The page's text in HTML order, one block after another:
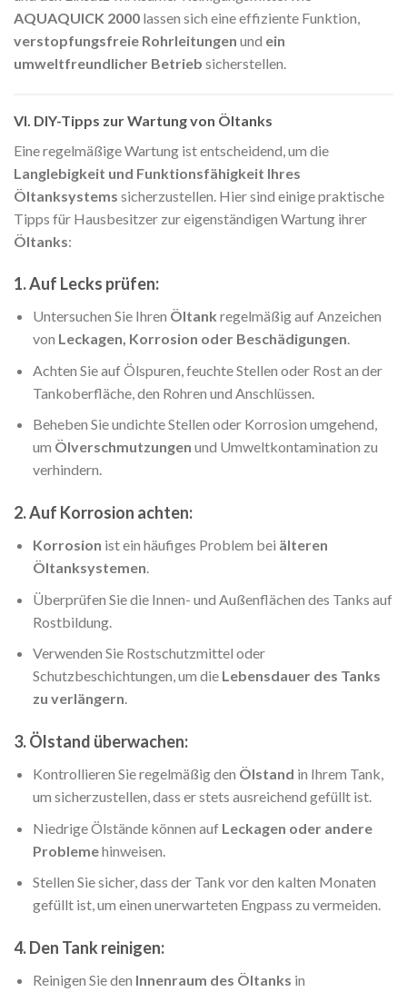
AQUAQUICK 2000 lassen sich eine effiziente Funktion,
verstopfungsfreie Rohrleitungen und ein
umweltfreundlicher Betrieb sicherstellen.
VI. DIY-Tipps zur Wartung von Öltanks
Eine regelmäßige Wartung ist entscheidend, um die
Langlebigkeit und Funktionsfähigkeit Ihres
Öltanksystems sicherzustellen. Hier sind einige praktische
Tipps für Hausbesitzer zur eigenständigen Wartung ihrer
Öltanks:
1. Auf Lecks prüfen:
Untersuchen Sie Ihren Öltank regelmäßig auf Anzeichen
von Leckagen, Korrosion oder Beschädigungen.
Achten Sie auf Ölspuren, feuchte Stellen oder Rost an der
Tankoberfläche, den Rohren und Anschlüssen.
Beheben Sie undichte Stellen oder Korrosion umgehend,
um Ölverschmutzungen und Umweltkontamination zu
verhindern.
2. Auf Korrosion achten:
Korrosion ist ein häufiges Problem bei älteren
Öltanksystemen.
Überprüfen Sie die Innen- und Außenflächen des Tanks auf
Rostbildung.
Verwenden Sie Rostschutzmittel oder
Schutzbeschichtungen, um die Lebensdauer des Tanks
zu verlängern.
3. Ölstand überwachen:
Kontrollieren Sie regelmäßig den Ölstand in Ihrem Tank,
um sicherzustellen, dass er stets ausreichend gefüllt ist.
Niedrige Ölstände können auf Leckagen oder andere
Problemehinweisen.
Stellen Sie sicher, dass der Tank vor den kalten Monaten
gefüllt ist, um einen unerwarteten Engpass zu vermeiden.
4. Den Tank reinigen:
Reinigen Sie den Innenraum des Öltanks in